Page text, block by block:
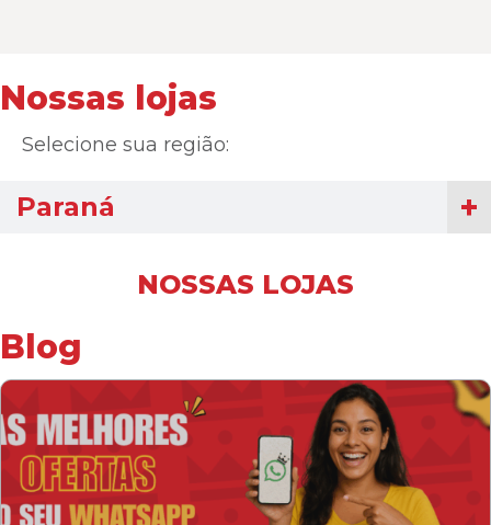
Nossas lojas
Selecione sua região:
Paraná
NOSSAS LOJAS
Blog